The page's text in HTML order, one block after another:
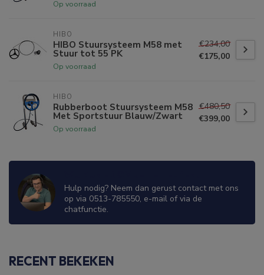
Op voorraad
HIBO
HIBO Stuursysteem M58 met
Stuur tot 55 PK
Op voorraad
€234,00
€175,00
HIBO
Rubberboot Stuursysteem M58
Met Sportstuur Blauw/Zwart
Op voorraad
€480,50
€399,00
Hulp nodig? Neem dan gerust contact met ons
op via 0513-785550, e-mail of via de
chatfunctie.
RECENT BEKEKEN